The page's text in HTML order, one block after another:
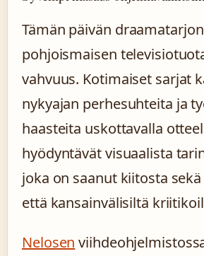
Tämän päivän
pohjoismaisen
vahvuus. Kotimaiset sarjat
nykyajan perhesuhteita ja
haasteita uskottavalla
hyödyntävät visuaalista
joka on saanut kiitosta
että kansainvälisiltä
Nelosen